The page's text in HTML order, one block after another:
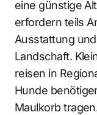
eine günstige
erfordern teils
Ausstattung
Landschaft.
reisen in
Hunde
Maulkorb